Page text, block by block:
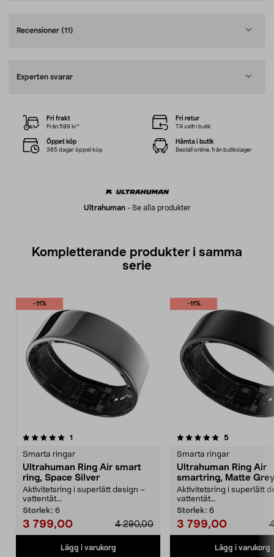
Recensioner (11)
Experten svarar
Ultrahuman- Se alla produkter
Fri frakt
Från 599 kr*
Fri retur
Till valfri butik
Öppet köp
365 dagar öppet köp
Hämta i butik
Beställ online, från butikslager
Kompletterande produkter i samma
serie
-11%
1
Smarta ringar
Ultrahuman Ring Air smart
ring, Space Silver
Aktivitetsring i superlätt design –
vattentät...
Storlek: 6
4 290,00
3 799,00
Lägg i varukorg
-11%
5.0av 5 stjärnor 5recensioner
Smarta ringar
Ultrahuman Ring Air
smartring, Matte Grey
Aktivitetsring i superlätt
vattentät...
Storlek: 6
3 799,00
Lägg i varukorg